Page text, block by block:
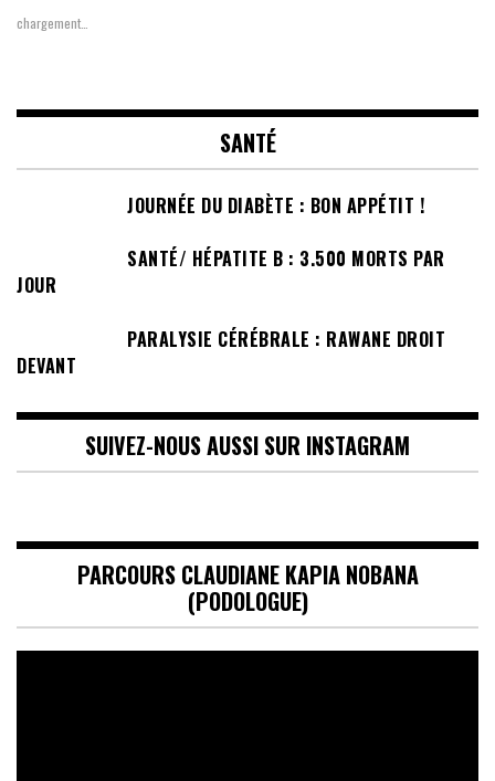
chargement…
SANTÉ
JOURNÉE DU DIABÈTE : BON APPÉTIT !
SANTÉ/ HÉPATITE B : 3.500 MORTS PAR
JOUR
PARALYSIE CÉRÉBRALE : RAWANE DROIT
DEVANT
SUIVEZ-NOUS AUSSI SUR INSTAGRAM
PARCOURS CLAUDIANE KAPIA NOBANA
(PODOLOGUE)